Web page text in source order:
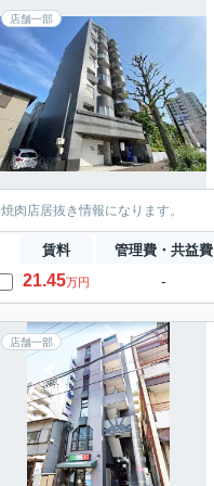
店舗一部
焼肉店居抜き情報になります。
賃料 管理費・共益費
21.45万円 -
店舗一部